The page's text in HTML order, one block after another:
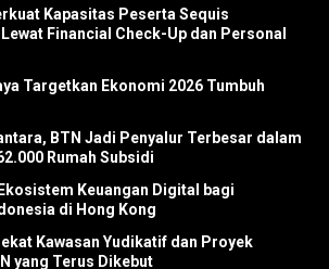
Kapasitas Peserta Sequis
Lewat Financial Check-Up dan Personal
Targetkan Ekonomi 2026 Tumbuh
BTN Jadi Penyalur Terbesar dalam
Rumah Subsidi
Keuangan Digital bagi
di Hong Kong
Kawasan Yudikatif dan Proyek
yang Terus Dikebut